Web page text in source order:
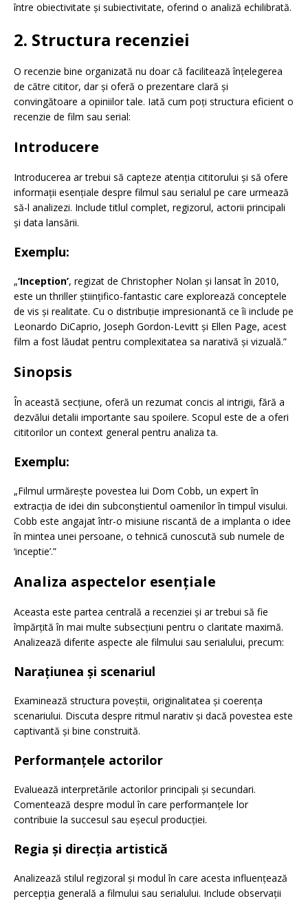
între obiectivitate și subiectivitate, oferind o analiză echilibrată.
2. Structura recenziei
O recenzie bine organizată nu doar că facilitează înțelegerea
de către cititor, dar și oferă o prezentare clară și
convingătoare a opiniilor tale. Iată cum poți structura eficient o
recenzie de film sau serial:
Introducere
Introducerea ar trebui să capteze atenția cititorului și să ofere
informații esențiale despre filmul sau serialul pe care urmează
să-l analizezi. Include titlul complet, regizorul, actorii principali
și data lansării.
Exemplu:
„‘Inception’, regizat de Christopher Nolan și lansat în 2010,
este un thriller științifico-fantastic care explorează conceptele
de vis și realitate. Cu o distribuție impresionantă ce îi include pe
Leonardo DiCaprio, Joseph Gordon-Levitt și Ellen Page, acest
film a fost lăudat pentru complexitatea sa narativă și vizuală.”
Sinopsis
În această secțiune, oferă un rezumat concis al intrigii, fără a
dezvălui detalii importante sau spoilere. Scopul este de a oferi
cititorilor un context general pentru analiza ta.
Exemplu:
„Filmul urmărește povestea lui Dom Cobb, un expert în
extracția de idei din subconștientul oamenilor în timpul visului.
Cobb este angajat într-o misiune riscantă de a implanta o idee
în mintea unei persoane, o tehnică cunoscută sub numele de
‘inceptie’.”
Analiza aspectelor esențiale
Aceasta este partea centrală a recenziei și ar trebui să fie
împărțită în mai multe subsecțiuni pentru o claritate maximă.
Analizează diferite aspecte ale filmului sau serialului, precum:
Narațiunea și scenariul
Examinează structura poveștii, originalitatea și coerența
scenariului. Discuta despre ritmul narativ și dacă povestea este
captivantă și bine construită.
Performanțele actorilor
Evaluează interpretările actorilor principali și secundari.
Comentează despre modul în care performanțele lor
contribuie la succesul sau eșecul producției.
Regia și direcția artistică
Analizează stilul regizoral și modul în care acesta influențează
percepția generală a filmului sau serialului. Include observații